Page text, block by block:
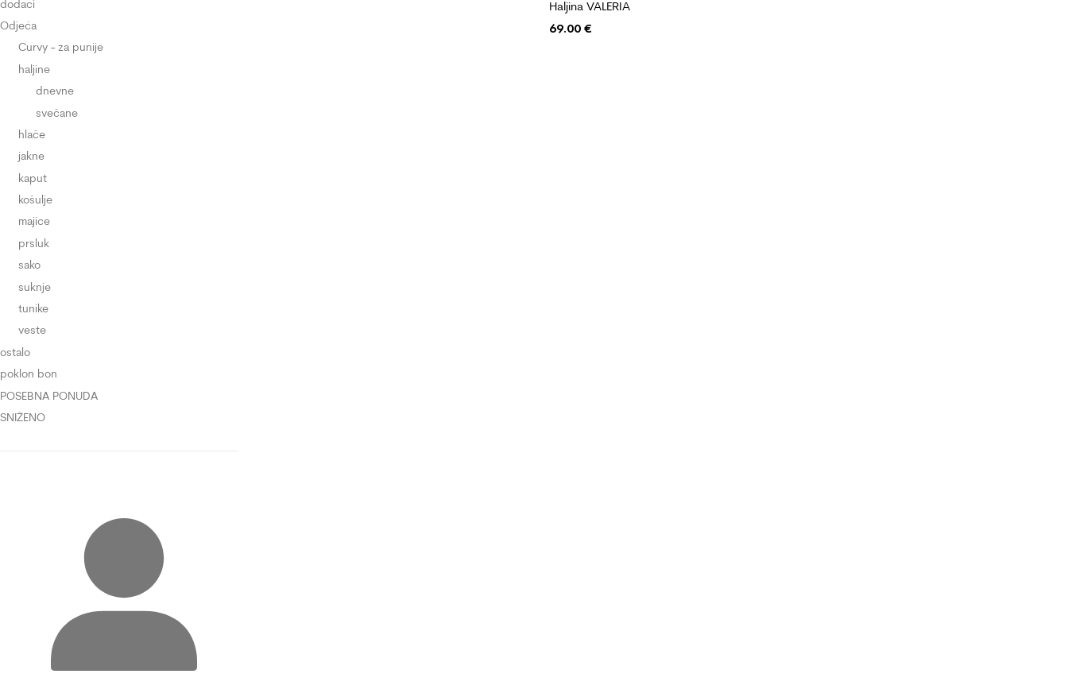
Haljina VALERIA
69.00€
dodaci
Odjeća
Curvy - za punije
haljine
dnevne
svečane
hlače
jakne
kaput
košulje
majice
prsluk
sako
suknje
tunike
veste
ostalo
poklon bon
POSEBNA PONUDA
SNIŽENO